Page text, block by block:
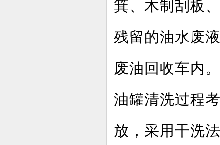
箕、木制刮板
残留的油水废
废油回收车内。
油罐清洗过程
放，采用干洗